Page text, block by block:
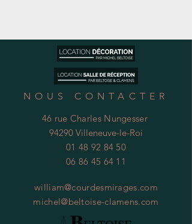
NOUS CONTACTER
46 rue Charles Nungesser
94290 Villeneuve-le-Roi
01 48 92 84 50
06 86 45 64 11
william@courdesmirages.com
michel@beltoise-clamens.com